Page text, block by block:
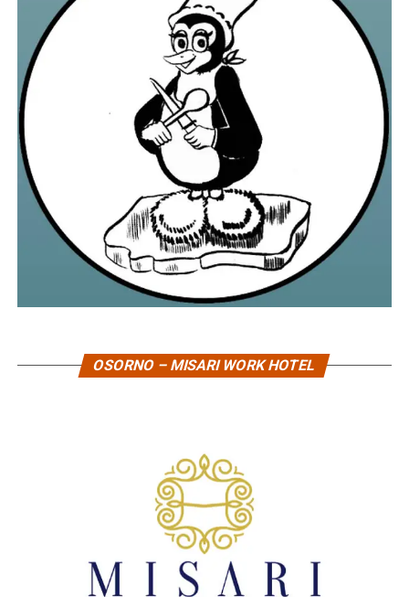
OSORNO – MISARI WORK HOTEL